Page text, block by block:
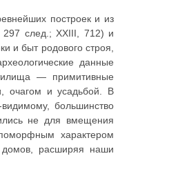
построек и из
297 след.; XXIII, 712) и
и быт родового строя,
данные
— примитивные
очагом и усадьбой. В
большинство
не для вмещения
характером
расширяя наши